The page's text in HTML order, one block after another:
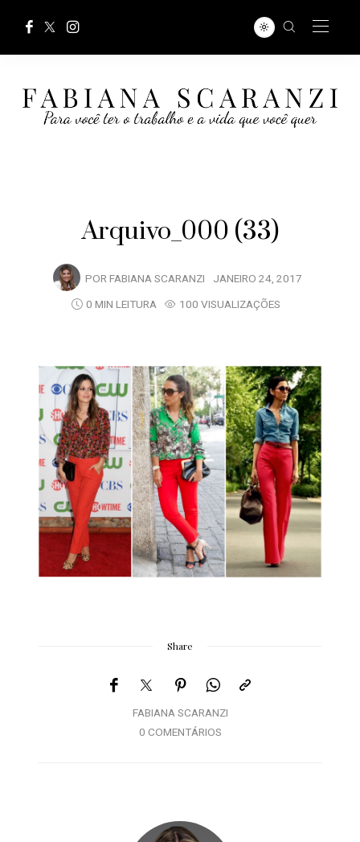
Arquivo_000 (33)
POR FABIANA SCARANZI JANEIRO 24, 2017
0 MIN LEITURA
100 VISUALIZAÇÕES
Share
FABIANA SCARANZI
0 COMENTÁRIOS